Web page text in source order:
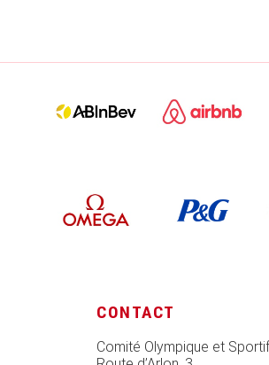
CONTACT
Comité Olympique et